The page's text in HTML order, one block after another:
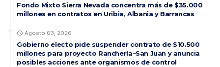
Fondo Mixto Sierra Nevada concentra más de $35.000
millones en contratos en Uribia, Albania y Barrancas
Agosto 03, 2026
Gobierno electo pide suspender contrato de $10.500
millones para proyecto Ranchería–San Juan y anuncia
posibles acciones ante organismos de control